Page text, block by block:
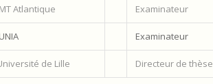
Atlantique Examinateur
Examinateur
de Lille Directeur de thèse